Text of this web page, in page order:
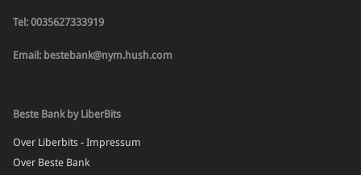
Tel: 0035627333919
Email: bestebank@nym.hush.com
Beste Bank by LiberBits
Over Liberbits - Impressum
Over Beste Bank